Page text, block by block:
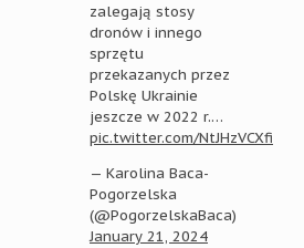
zalegają stosy
dronów i innego
sprzętu
przekazanych przez
Polskę Ukrainie
jeszcze w 2022 r.…
pic.twitter.com/NtJHzVCXfi
— Karolina Baca-
Pogorzelska
(@PogorzelskaBaca)
January 21, 2024